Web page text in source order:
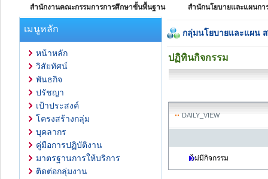
สำนักงานคณะกรรมการการศึกษาขั้นพื้นฐาน สำนักนโยบายและแผนก
เมนูหลัก
หน้าหลัก
วิสัยทัศน์
พันธกิจ
ปรัชญา
เป้าประสงค์
โครงสร้างกลุ่ม
บุคลากร
คู่มือการปฏิบัติงาน
มาตรฐานการให้บริการ
ติดต่อกลุ่มงาน
กลุ่มนโยบายและแผน
ปฏิทินกิจกรรม
DAILY_VIEW
ไม่มีกิจกรรม